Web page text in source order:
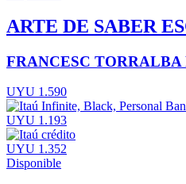
ARTE DE SABER
FRANCESC TORRALBA
UYU 1.590
UYU 1.193
UYU 1.352
Disponible